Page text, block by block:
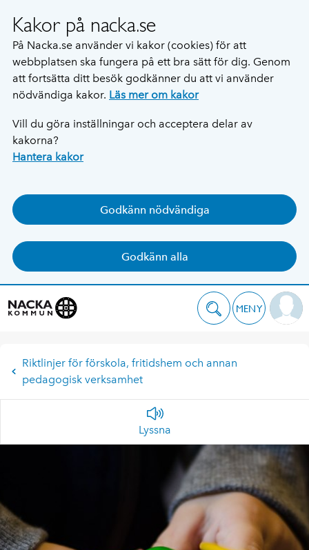
Kakor på nacka.se
På Nacka.se använder vi kakor (cookies) för att
webbplatsen ska fungera på ett bra sätt för dig. Genom
att fortsätta ditt besök godkänner du att vi använder
nödvändiga kakor. Läs mer om kakor
Vill du göra inställningar och acceptera delar av
kakorna?
Hantera kakor
Godkänn nödvändiga
Godkänn alla
MENY
Riktlinjer för förskola, fritidshem och annan
pedagogisk verksamhet
Lyssna